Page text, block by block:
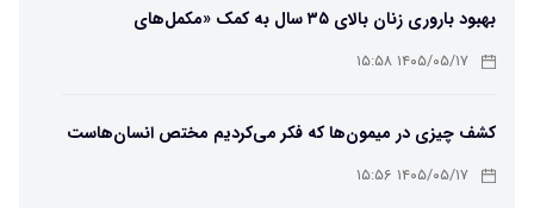
بهبود باروری زنان بالای ۳۵ سال به کمک «مکمل‌های
باکتریایی»
۱۴۰۵/۰۵/۱۷ ۱۵:۵۸
کشف چیزی در میمون‌ها که فکر می‌کردیم مختص انسان‌هاست
۱۴۰۵/۰۵/۱۷ ۱۵:۵۶